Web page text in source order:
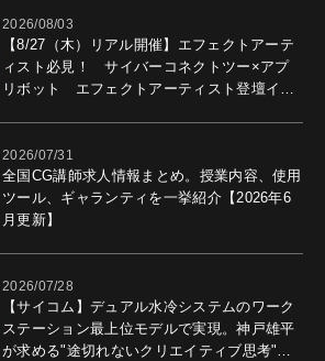
2026/08/03
【8/27（木）リアル開催】エフェクトアーテ
ィスト必見！ サイバーコネクトツー×アプ
リボット エフェクトアーティスト登壇イベ
2026/07/31
全国CG講師求人情報まとめ。授業内容、使用
ツール、ギャランティを一挙紹介【2026年6
月更新】
2026/07/28
【サイコム】デュアル水冷システムのワーク
ステーション最上位モデルで実現。神戸雄平
が求める"途切れないクリエイティブ思考"｜